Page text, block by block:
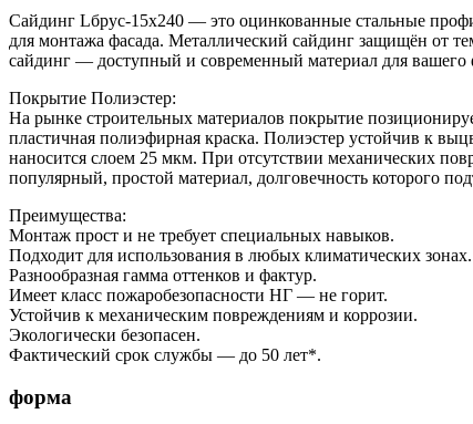
Сайдинг Lбрус-15х240 — это оцинкованные стальные
для монтажа фасада. Металлический сайдинг защищён от
сайдинг — доступный и современный материал для вашего
Покрытие Полиэстер:
На рынке строительных материалов покрытие
пластичная полиэфирная краска. Полиэстер устойчив к
наносится слоем 25 мкм. При отсутствии механических
популярный, простой материал, долговечность которого
Преимущества:
Монтаж прост и не требует специальных навыков.
Подходит для использования в любых климатических зонах.
Разнообразная гамма оттенков и фактур.
Имеет класс пожаробезопасности НГ — не горит.
Устойчив к механическим повреждениям и коррозии.
Экологически безопасен.
Фактический срок службы — до 50 лет*.
форма